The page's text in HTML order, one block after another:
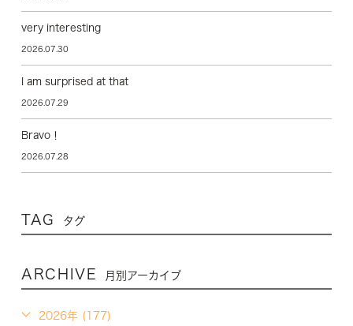
very interesting
2026.07.30
I am surprised at that
2026.07.29
Bravo！
2026.07.28
TAG タグ
ARCHIVE 月別アーカイブ
2026年 (177)